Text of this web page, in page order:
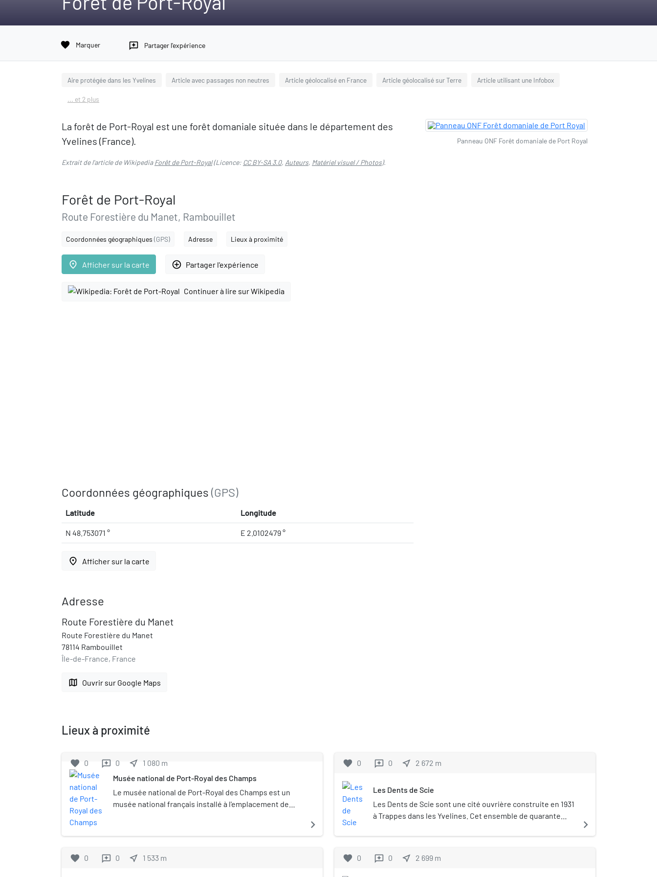
favorite Marquer reviews Partager l'expérience
Aire protégée dans les Yvelines Article avec passages non neutres Article géolocalisé en France Article géolocalisé sur Terre Article utilisant une Infobox
... et 2 plus
La forêt de Port-Royal est une forêt domaniale située dans le département des
Yvelines (France).
Extrait de l'article de WikipediaForêt de Port-Royal(Licence: CC BY-SA 3.0, Auteurs, Matériel visuel / Photos).
Forêt de Port-Royal
Route Forestière du Manet, Rambouillet
Coordonnées géographiques (GPS) Adresse Lieux à proximité
place Afficher sur la carte add_circle_outline Partager l'expérience
Continuer à lire sur Wikipedia
Coordonnées géographiques (GPS)
Latitude Longitude
N 48.753071 ° E 2.0102479 °
place Afficher sur la carte
Adresse
Route Forestière du Manet
Route Forestière du Manet
78114 Rambouillet
Île-de-France, France
map Ouvrir sur Google Maps
Panneau ONF Forêt domaniale de Port Royal
Lieux à proximité
favorite 0 reviews 0 near_me 1 080 m
Musée national de Port-Royal des Champs
Le musée national de Port-Royal des Champs est un
musée national français installé à l'emplacement de
Magny-les-Hameaux, dans les Yvelines.
navigate_next
favorite 0 reviews 0 near_me 1 533 m
favorite 0 reviews 0 near_me 2 672 m
Les Dents de Scie
Les Dents de Scie sont une cité ouvrière construite en 1931
à Trappes dans les Yvelines. Cet ensemble de quarante
Trappes.
navigate_next
favorite 0 reviews 0 near_me 2 699 m